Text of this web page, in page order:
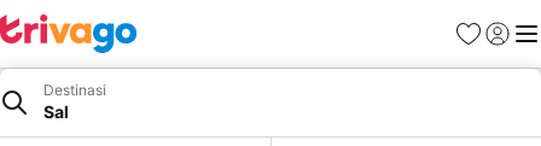
FavoritLogin
Destinasi
Sal